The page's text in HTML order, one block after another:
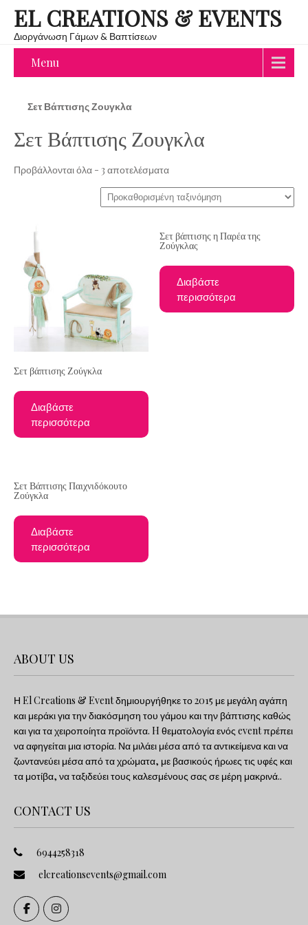
EL CREATIONS & EVENTS
Διοργάνωση Γάμων & Βαπτίσεων
Menu
Σετ Βάπτισης Ζουγκλα
Σετ Βάπτισης Ζουγκλα
Προβάλλονται όλα - 3 αποτελέσματα
Σετ βάπτισης Ζούγκλα
Διαβάστε
περισσότερα
Σετ βάπτισης η Παρέα της
Ζούγκλας
Διαβάστε
περισσότερα
Σετ Βάπτισης Παιχνιδόκουτο
Ζούγκλα
Διαβάστε
περισσότερα
ABOUT US
Η El Creations & Event δημιουργήθηκε το 2015 με μεγάλη αγάπη
και μεράκι για την διακόσμηση του γάμου και την βάπτισης καθώς
και για τα χειροποίητα προϊόντα. H θεματολογία ενός event πρέπει
να αφηγείται μια ιστορία. Να μιλάει μέσα από τα αντικείμενα και να
ζωντανεύει μέσα από τα χρώματα, με βασικούς ήρωες τις υφές και
τα μοτίβα, να ταξιδεύει τους καλεσμένους σας σε μέρη μακρινά..
CONTACT US
6944258318
elcreationsevents@gmail.com